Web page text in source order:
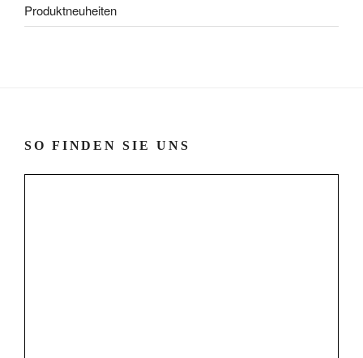
Produktneuheiten
SO FINDEN SIE UNS